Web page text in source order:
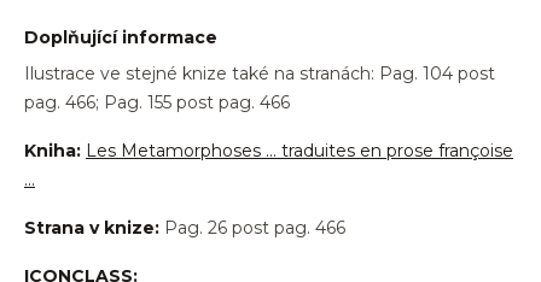
Doplňující informace
Ilustrace ve stejné knize také na stranách: Pag. 104 post
pag. 466; Pag. 155 post pag. 466
Kniha: Les Metamorphoses … traduites en prose françoise
…
Strana v knize: Pag. 26 post pag. 466
ICONCLASS: